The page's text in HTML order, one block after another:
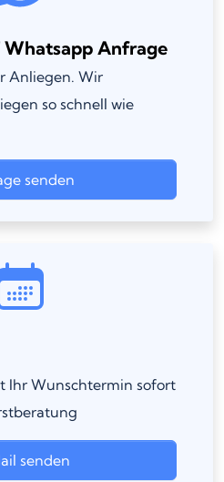
Whatsapp Anfrage
Anliegen. Wir
so schnell wie
senden
Ihr Wunschtermin sofort
senden